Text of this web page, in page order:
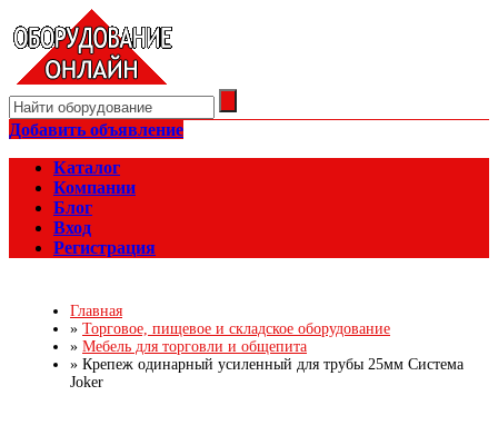
Добавить объявление
Каталог
Компании
Блог
Вход
Регистрация
Главная
» Торговое, пищевое и складское оборудование
» Мебель для торговли и общепита
» Крепеж одинарный усиленный для трубы 25мм Система
Joker